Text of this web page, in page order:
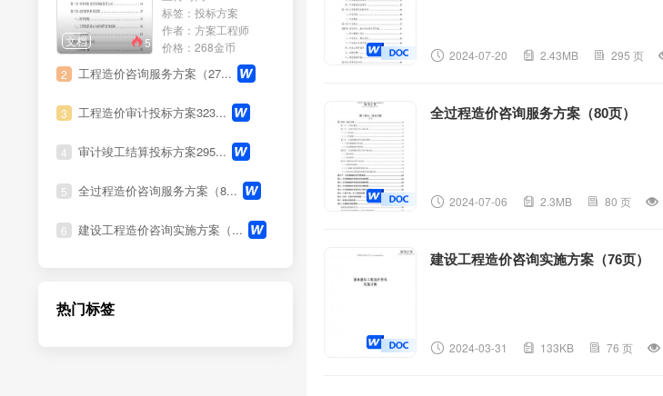
运营服务
培训服务
养护服务
会务服务
租赁服务
医疗服务
法律服务
清洗服务
文档 5
标签：投标方案
作者：方案工程师
价格：268金币
2
工程造价咨询服务方案（27...
3 工程造价审计投标方案323...
4 审计竣工结算投标方案295...
5 全过程造价咨询服务方案（8...
6 建设工程造价咨询实施方案（...
热门标签
2024-07-20 2.43MB 295 页
全过程造价咨询服务方案（80页）
2024-07-06 2.3MB 80 页
建设工程造价咨询实施方案（76页）
2024-03-31 133KB 76 页